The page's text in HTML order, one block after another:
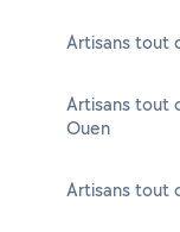
Artisans tout
Artisans tout
Ouen
Artisans tout